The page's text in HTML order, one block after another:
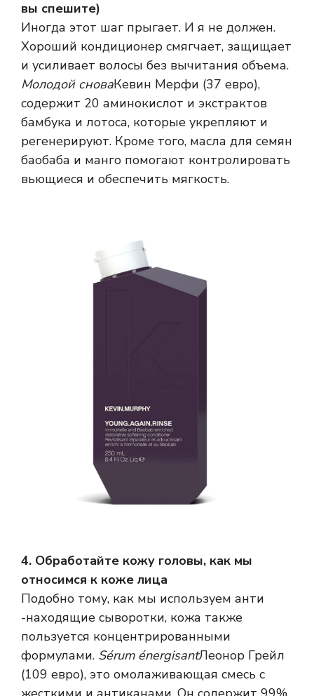
вы спешите)
Иногда этот шаг прыгает. И я не должен.
Хороший кондиционер смягчает, защищает
и усиливает волосы без вычитания объема.
Молодой сноваКевин Мерфи (37 евро),
содержит 20 аминокислот и экстрактов
бамбука и лотоса, которые укрепляют и
регенерируют. Кроме того, масла для семян
баобаба и манго помогают контролировать
вьющиеся и обеспечить мягкость.
4. Обработайте кожу головы, как мы
относимся к коже лица
Подобно тому, как мы используем анти
-находящие сыворотки, кожа также
пользуется концентрированными
формулами. Sérum énergisantЛеонор Грейл
(109 евро), это омолаживающая смесь с